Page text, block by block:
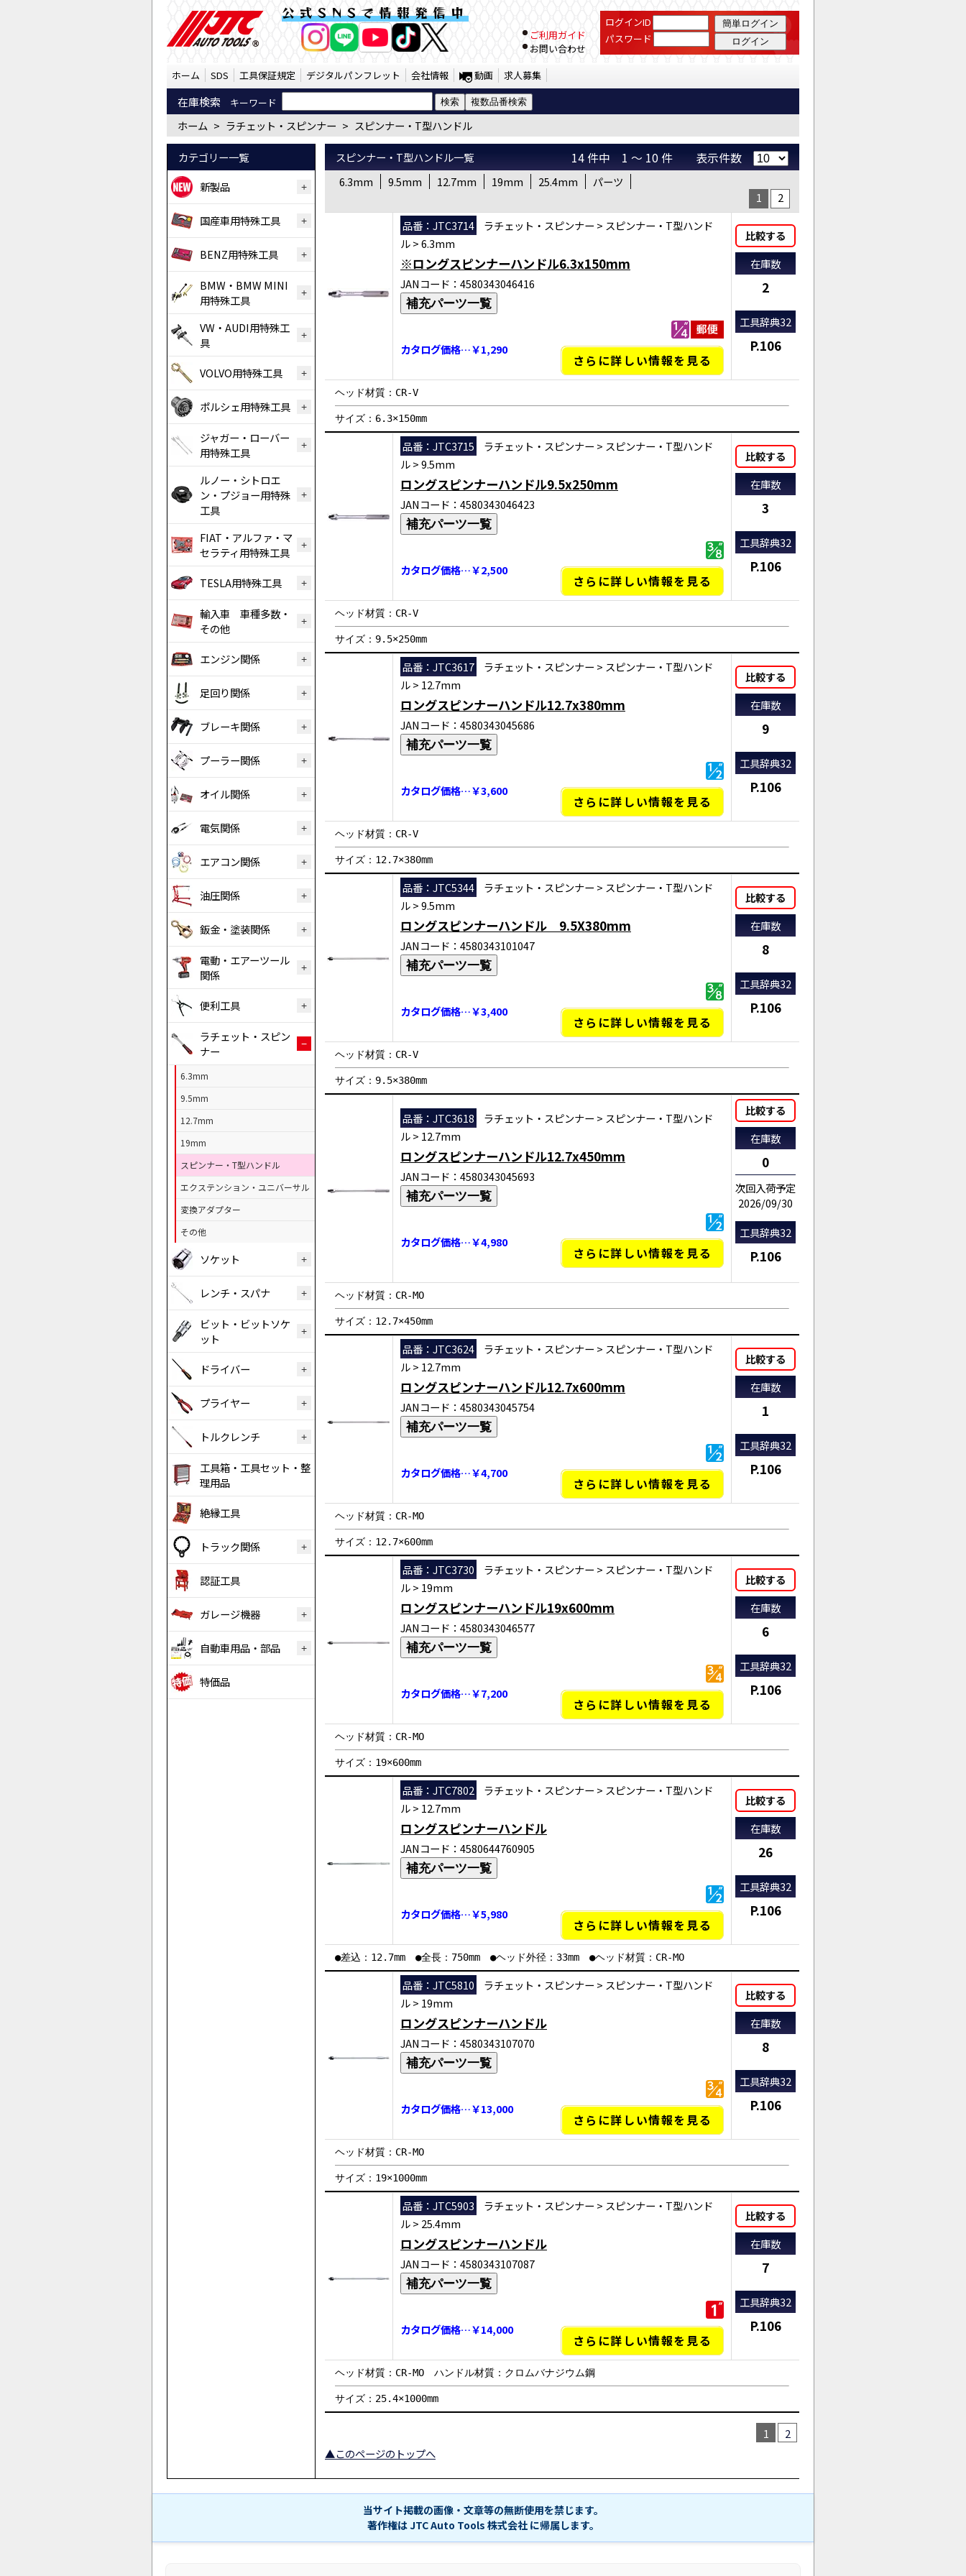
ラチェット・スピンナー スピンナー・T型ハンドル （SST） | JTC Auto Tools
公式SNSで情報発信中
ログインID
パスワード
ご利用ガイド
お問い合わせ
ホーム
SDS 工具保証規定 デジタルパンフレット 会社情報 動画 求人募集
在庫検索 キーワード
ホーム > ラチェット・スピンナー > スピンナー・T型ハンドル
カテゴリー一覧
新製品
国産車用特殊工具
BENZ用特殊工具
BMW・BMW MINI
用特殊工具
VW・AUDI用特殊工
具
VOLVO用特殊工具
ポルシェ用特殊工具
ジャガー・ローバー
用特殊工具
ルノー・シトロエ
ン・プジョー用特殊
工具
FIAT・アルファ・マ
セラティ用特殊工具
TESLA用特殊工具
輸入車 車種多数・
その他
エンジン関係
足回り関係
ブレーキ関係
プーラー関係
オイル関係
電気関係
エアコン関係
油圧関係
鈑金・塗装関係
電動・エアーツール
関係
便利工具
ラチェット・スピン
ナー
6.3mm
9.5mm
12.7mm
19mm
スピンナー・T型ハンドル
エクステンション・ユニバーサル
変換アダプター
その他
ソケット
レンチ・スパナ
ビット・ビットソケ
ット
ドライバー
プライヤー
トルクレンチ
工具箱・工具セット・整
理用品
絶縁工具
トラック関係
認証工具
ガレージ機器
自動車用品・部品
特価品
スピンナー・T型ハンドル一覧 14 件中 1 ～ 10 件 表示件数
6.3mm 9.5mm 12.7mm 19mm 25.4mm
パーツ
1
2
品番：JTC3714
ラチェット・スピンナー > スピンナー・T型ハンド
ル>6.3mm
※ロングスピンナーハンドル6.3x150mm
JANコード：4580343046416
補充パーツ一覧
カタログ価格…￥1,290
さらに詳しい情報を見る
比較する
在庫数
2
工具辞典32
P.106
ヘッド材質：CR-V
サイズ：6.3×150mm
品番：JTC3715 ラチェット・スピンナー > スピンナー・T型ハンド
ル>9.5mm
ロングスピンナーハンドル9.5x250mm
JANコード：4580343046423
補充パーツ一覧
カタログ価格…￥2,500
さらに詳しい情報を見る
比較する
在庫数
3
工具辞典32
P.106
ヘッド材質：CR-V
サイズ：9.5×250mm
品番：JTC3617 ラチェット・スピンナー > スピンナー・T型ハンド
ル> 12.7mm
ロングスピンナーハンドル12.7x380mm
JANコード：4580343045686
補充パーツ一覧
カタログ価格…￥3,600
さらに詳しい情報を見る
比較する
在庫数
9
工具辞典32
P.106
ヘッド材質：CR-V
サイズ：12.7×380mm
品番：JTC5344 ラチェット・スピンナー > スピンナー・T型ハンド
ル>9.5mm
ロングスピンナーハンドル 9.5X380mm
JANコード：4580343101047
補充パーツ一覧
カタログ価格…￥3,400
さらに詳しい情報を見る
比較する
在庫数
8
工具辞典32
P.106
ヘッド材質：CR-V
サイズ：9.5×380mm
品番：JTC3618 ラチェット・スピンナー > スピンナー・T型ハンド
ル> 12.7mm
ロングスピンナーハンドル12.7x450mm
JANコード：4580343045693
補充パーツ一覧
カタログ価格…￥4,980
さらに詳しい情報を見る
比較する
在庫数
0
次回入荷予定
2026/09/30
工具辞典32
P.106
ヘッド材質：CR-MO
サイズ：12.7×450mm
品番：JTC3624 ラチェット・スピンナー > スピンナー・T型ハンド
ル> 12.7mm
ロングスピンナーハンドル12.7x600mm
JANコード：4580343045754
補充パーツ一覧
カタログ価格…￥4,700
さらに詳しい情報を見る
比較する
在庫数
1
工具辞典32
P.106
ヘッド材質：CR-MO
サイズ：12.7×600mm
品番：JTC3730 ラチェット・スピンナー > スピンナー・T型ハンド
ル> 19mm
ロングスピンナーハンドル19x600mm
JANコード：4580343046577
補充パーツ一覧
カタログ価格…￥7,200
さらに詳しい情報を見る
比較する
在庫数
6
工具辞典32
P.106
ヘッド材質：CR-MO
サイズ：19×600mm
品番：JTC7802 ラチェット・スピンナー > スピンナー・T型ハンド
ル> 12.7mm
ロングスピンナーハンドル
JANコード：4580644760905
補充パーツ一覧
カタログ価格…￥5,980
さらに詳しい情報を見る
比較する
在庫数
26
工具辞典32
P.106
●差込：12.7mm ●全長：750mm ●ヘッド外径：33mm ●ヘッド材質：CR-MO
品番：JTC5810 ラチェット・スピンナー > スピンナー・T型ハンド
ル> 19mm
ロングスピンナーハンドル
JANコード：4580343107070
補充パーツ一覧
カタログ価格…￥13,000
さらに詳しい情報を見る
比較する
在庫数
8
工具辞典32
P.106
ヘッド材質：CR-MO
サイズ：19×1000mm
品番：JTC5903 ラチェット・スピンナー > スピンナー・T型ハンド
ル> 25.4mm
ロングスピンナーハンドル
JANコード：4580343107087
補充パーツ一覧
カタログ価格…￥14,000
さらに詳しい情報を見る
比較する
在庫数
7
工具辞典32
P.106
ヘッド材質：CR-MO ハンドル材質：クロムバナジウム鋼
サイズ：25.4×1000mm
1
2
▲このページのトップへ
当サイト掲載の画像・文章等の無断使用を禁じます。
著作権は JTC Auto Tools 株式会社 に帰属します。
AI商品コンシェルジュ
オンライン